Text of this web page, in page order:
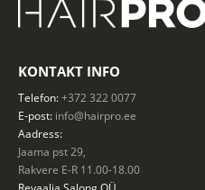
KONTAKT INFO
Telefon:+372 322 0077
E-post: info@hairpro.ee
Aadress:
Jaama pst 29,
Rakvere E-R 11.00-18.00